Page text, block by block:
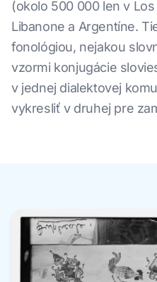
(okolo 500 000 len v
Libanone a Argentíne.
fonológiou, nejakou
vzormi konjugácie
v jednej dialektovej
vykresliť v druhej pre